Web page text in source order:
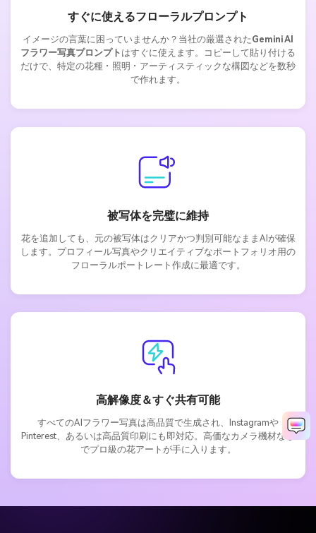
すぐに使えるフローラルプロンプト
イメージの言葉に困っていませんか？当社の厳選されたGemini AI
フラワー写真プロンプト はすぐに使えます。コピーして貼り付ける
だけで、特定の花種・照明・アーティスティックな構図などを数秒
で作れます。
被写体を完璧に維持
花を追加しても、元の被写体はクリアかつ判別可能なままAIが確保
します。プロフィール写真やクリエイティブなポートフォリオ用の
フローラルポートレート作成に最適です。
高解像度＆すぐ共有可能
すべてのAIフラワー写真は高品質で生成され、Instagramや
Pinterest、あるいは高品質印刷にも即対応。高価なカメラ機材なし
でプロ級の花アートが手に入ります。